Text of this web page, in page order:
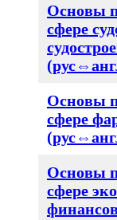
Основы
сфере
Основы
сфере
Основы
сфере